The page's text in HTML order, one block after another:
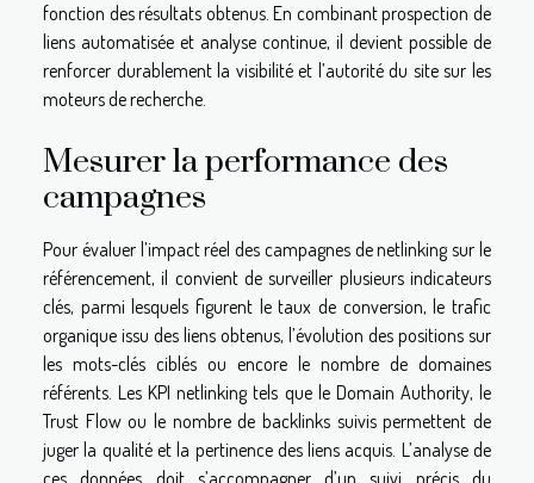
fonction des résultats obtenus. En combinant prospection de
liens automatisée et analyse continue, il devient possible de
renforcer durablement la visibilité et l’autorité du site sur les
moteurs de recherche.
Mesurer la performance des
campagnes
Pour évaluer l’impact réel des campagnes de netlinking sur le
référencement, il convient de surveiller plusieurs indicateurs
clés, parmi lesquels figurent le taux de conversion, le trafic
organique issu des liens obtenus, l’évolution des positions sur
les mots-clés ciblés ou encore le nombre de domaines
référents. Les KPI netlinking tels que le Domain Authority, le
Trust Flow ou le nombre de backlinks suivis permettent de
juger la qualité et la pertinence des liens acquis. L’analyse de
ces données doit s’accompagner d’un suivi précis du